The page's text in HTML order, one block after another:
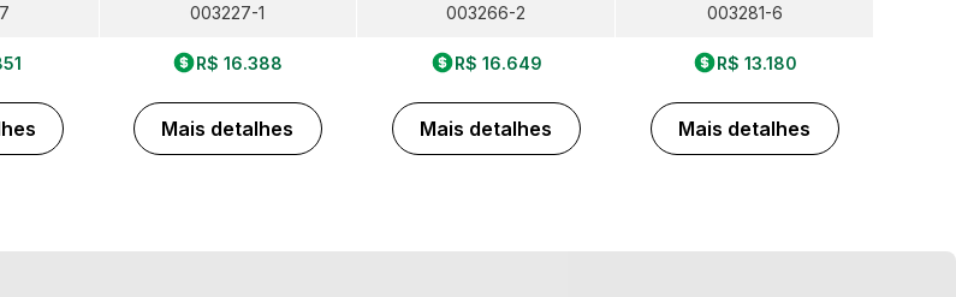
003227-1
R$ 16.388
Mais detalhes
003266-2
R$ 16.649
Mais detalhes
003281-6
R$ 13.180
Mais detalhes